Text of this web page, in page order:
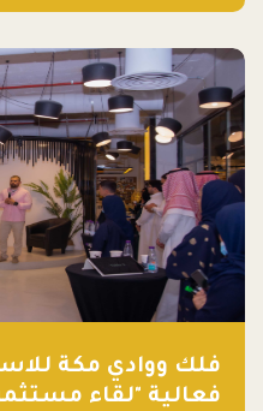
دولار أمريكي)، بقيادة شركتي
فلك ووادي مكة
فعالية "لقاء